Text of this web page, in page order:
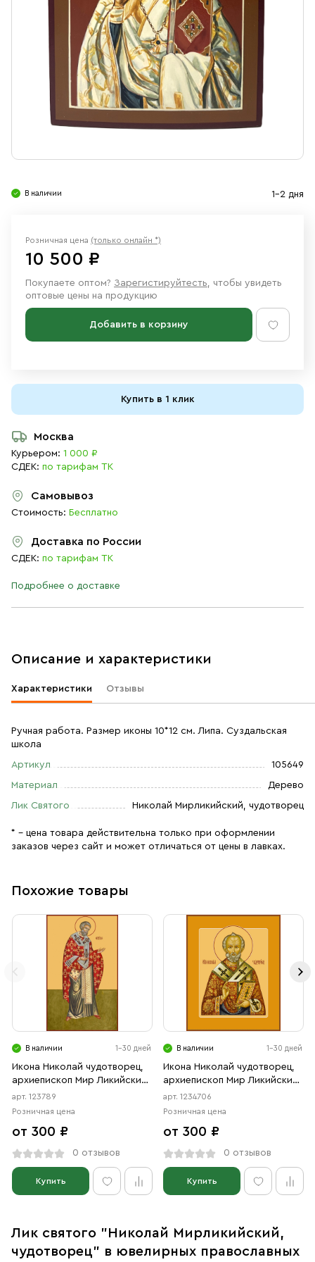
Ювелирные изделия
В наличии 1-2 дня
Розничная цена (только онлайн *)
10 500 ₽
Покупаете оптом? Зарегистируйтесть, чтобы увидеть
оптовые цены на продукцию
Добавить в корзину
Купить в 1 клик
Москва
Курьером: 1 000 ₽
СДЕК: по тарифам ТК
Самовывоз
Стоимость: Бесплатно
Доставка по России
СДЕК: по тарифам ТК
Подробнее о доставке
Описание и характеристики
Характеристики Отзывы
Ручная работа. Размер иконы 10*12 см. Липа. Суздальская
школа
Артикул 105649
Материал Дерево
Лик Святого Николай Мирликийский, чудотворец
* – цена товара действительна только при оформлении
заказов через сайт и может отличаться от цены в лавках.
Похожие товары
В наличии 1-30 дней
Икона Николай чудотворец,
архиепископ Мир Ликийских,
святитель (АРТ.00789)
арт. 123789
Розничная цена
от 300 ₽
0 отзывов
Купить
В наличии 1-30 дней
Икона Николай чудотворец,
архиепископ Мир Ликийских,
святитель (АРТ.04706)
арт. 1234706
Розничная цена
от 300 ₽
0 отзывов
Купить
Лик святого "Николай Мирликийский,
чудотворец" в ювелирных православных